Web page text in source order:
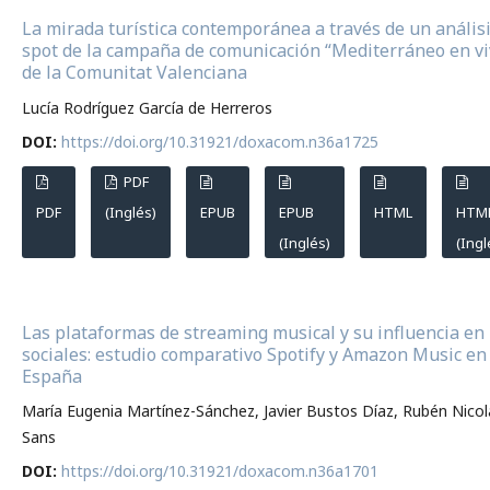
La mirada turística contemporánea a través de un
spot de la campaña de comunicación “Mediterráneo en
de la Comunitat Valenciana
Lucía Rodríguez García de Herreros
DOI: https://doi.org/10.31921/doxacom.n36a1725
PDF
PDF
(Inglés)
EPUB
EPUB
(Inglés)
HTML
Las plataformas de streaming musical y su influencia en
sociales: estudio comparativo Spotify y Amazon Music en
España
María Eugenia Martínez-Sánchez, Javier Bustos Díaz, Rubén
Sans
DOI: https://doi.org/10.31921/doxacom.n36a1701